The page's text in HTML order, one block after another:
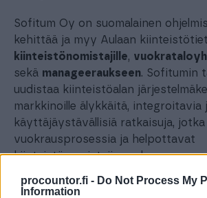
procountor.fi - Do Not Process My
Information
Sofitum Oy on suomalainen
kehittää ja myy Aulaan
kiinteistönomistajille,
sekä manageeraukseen. Sofitumin
uudistaa kiinteistöalan
markkinoille älykkäitä, integroitavia
käyttäjäystävällisiä ratkaisuja,
vuokrausprosessia ja helpottavat
kiinteistönomistajien arkea.
Aulaan on moderni vuokraus- ja